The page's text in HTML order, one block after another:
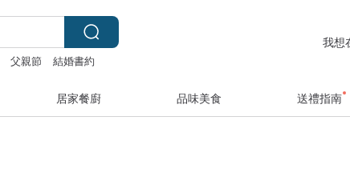
父親節 結婚書約
我想
居家餐廚 品味美食 送禮指南